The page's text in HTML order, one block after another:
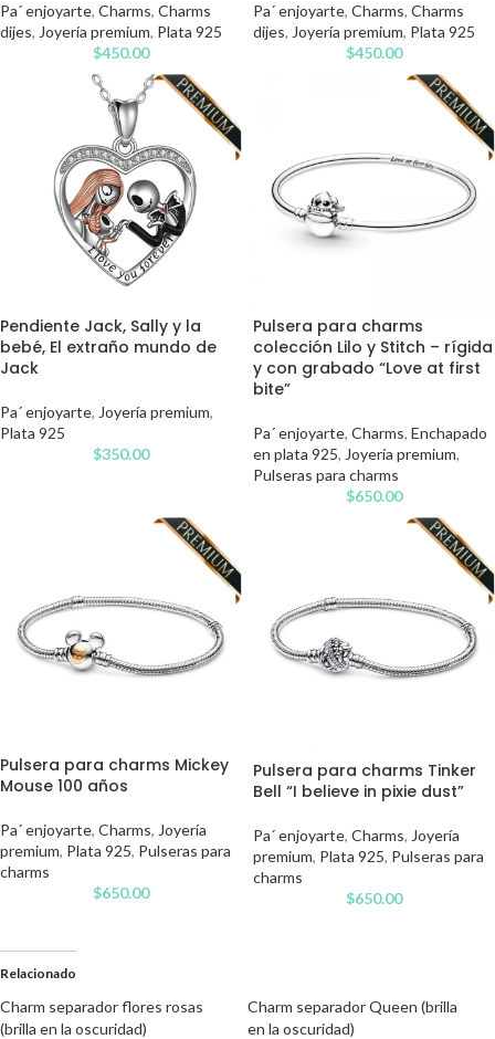
Pa´ enjoyarte, Charms, Charms
dijes, Joyería premium, Plata 925
$450.00
Pa´ enjoyarte, Charms, Charms
dijes, Joyería premium, Plata 925
$450.00
Pendiente Jack, Sally y la
bebé, El extraño mundo de
Jack
Pa´ enjoyarte, Joyería premium,
Plata 925
$350.00
Pulsera para charms
colección Lilo y Stitch – rígida
y con grabado “Love at first
bite”
Pa´ enjoyarte, Charms, Enchapado
en plata 925, Joyería premium,
Pulseras para charms
$650.00
Pulsera para charms Mickey
Mouse 100 años
Pa´ enjoyarte, Charms, Joyería
premium, Plata 925, Pulseras para
charms
$650.00
Pulsera para charms Tinker
Bell “I believe in pixie dust”
Pa´ enjoyarte, Charms, Joyería
premium, Plata 925, Pulseras para
charms
$650.00
Relacionado
Charm separador flores rosas
(brilla en la oscuridad)
Charm separador Queen (brilla
en la oscuridad)